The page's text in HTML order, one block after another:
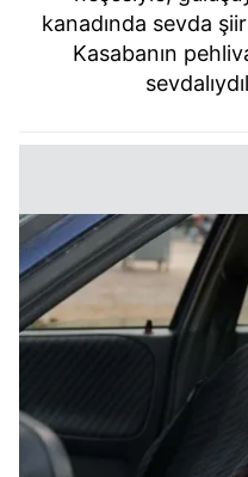
6698 sayılı Kişisel
hazırlanmış Aydınlatma
ilgili mevzuata uygun
kanadında sevda
Kasabanın